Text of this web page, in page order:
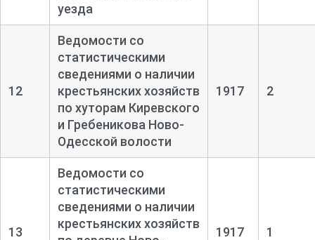
уезда
12
Ведомости со
статистическими
сведениями о наличии
крестьянских хозяйств
по хуторам Киревского
и Гребеникова Ново-
Одесской волости
1917 2
13
Ведомости со
статистическими
сведениями о наличии
крестьянских хозяйств
1917 1